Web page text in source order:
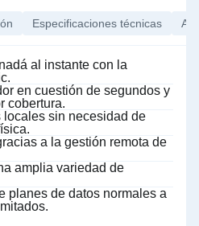
Especificaciones técnicas
al instante con la
en cuestión de segundos y
cobertura.
locales sin necesidad de
a la gestión remota de
amplia variedad de
planes de datos normales a